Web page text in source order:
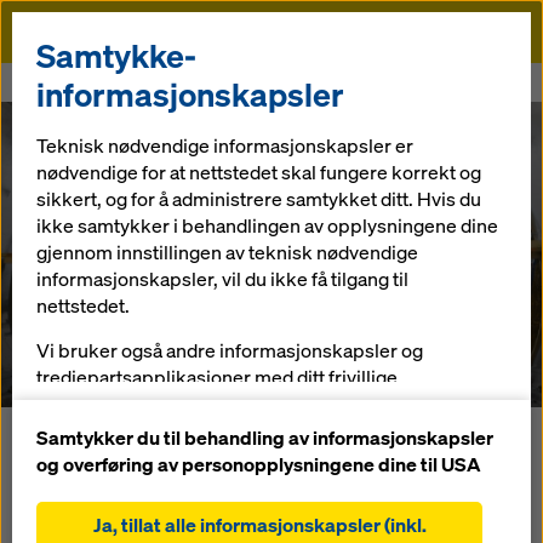
Doka
Doka Referanser Wolfsbergtunnel
Wolfsbergtunnel
Østerrike
Dette prosjektet dreier seg om en generalsanering av
Wolfsbergtunnel på Tauern Autobahn A10. Et 211 m langt
åpent område og et påfølgende 428 m langt
gruvedriftsområde ble utbygd. Ved bruk av en
Samtykke-
informasjonskapsler
Teknisk nødvendige informasjonskapsler er
nødvendige for at nettstedet skal fungere korrekt og
sikkert, og for å administrere samtykket ditt. Hvis du
ikke samtykker i behandlingen av opplysningene dine
gjennom innstillingen av teknisk nødvendige
informasjonskapsler, vil du ikke få tilgang til
nettstedet.
Vi bruker også andre informasjonskapsler og
tredjepartsapplikasjoner med ditt frivillige
nettstedet vårt fungerer optimalt, spesielt
løpende forbedring av funksjonaliteten på
nettstedet vårt (funksjonelle og statistiske
informasjonskapsler),
Samtykker du til behandling av informasjonskapsler
og overføring av personopplysningene dine til USA
Ja, tillat alle informasjonskapsler (inkl.